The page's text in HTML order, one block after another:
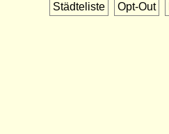
Städteliste Opt-Out